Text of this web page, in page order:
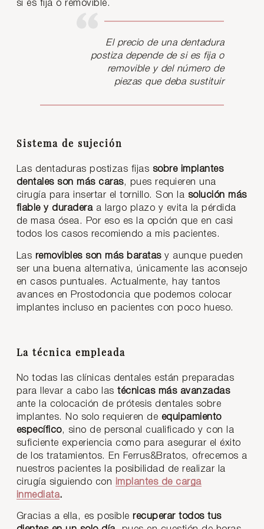
si es fija o removible.
El precio de una dentadura
postiza depende de si es fija o
removible y del número de
piezas que deba sustituir
Sistema de sujeción
Las dentaduras postizas fijas sobre implantes
dentales son más caras, pues requieren una
cirugía para insertar el tornillo. Son la solución más
fiable y duraderaa largo plazo y evita la pérdida
de masa ósea. Por eso es la opción que en casi
todos los casos recomiendo a mis pacientes.
Las removibles son más baratasy aunque pueden
ser una buena alternativa, únicamente las aconsejo
en casos puntuales. Actualmente, hay tantos
avances en Prostodoncia que podemos colocar
implantes incluso en pacientes con poco hueso.
La técnica empleada
No todas las clínicas dentales están preparadas
para llevar a cabo las técnicas más avanzadas
ante la colocación de prótesis dentales sobre
implantes. No solo requieren de equipamiento
específico, sino de personal cualificado y con la
suficiente experiencia como para asegurar el éxito
de los tratamientos. En Ferrus&Bratos, ofrecemos a
nuestros pacientes la posibilidad de realizar la
cirugía siguiendo con implantes de carga
inmediata.
Gracias a ella, es posible recuperar todos tus